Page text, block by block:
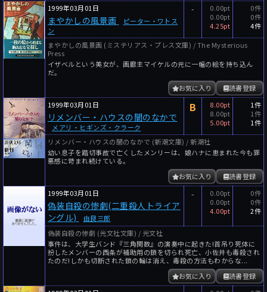
1999年03月01日
まやかしの風景画
ピーター・ワトス
ン
-
0.00pt
0.00pt
4.25pt
0件
0件
4件
まやかしの風景画 (ミステリアス・プレス文庫) / The Mysterious
Press
イザベルという美女が、画廊主マイケルの元に一幅の絵を持ち込ん
だ。
読書登録
お気に入り
1999年03月01日
リメンバー・ハウスの闇のなかで
メアリ・ヒギンズ・クラーク
B
8.00pt
8.00pt
5.00pt
1件
1件
1件
リメンバー・ハウスの闇のなかで (新潮文庫) / 新潮社
幼い息子を踏切事故で亡くしたメンリーは、娘ハナに恵まれた今も罪
悪感に苛まれ続けている。
読書登録
お気に入り
1999年03月01日
偽装自殺の惨劇(二重殺人トライア
ングル)
由良三郎
-
0.00pt
0.00pt
4.00pt
0件
0件
2件
偽装自殺の惨劇 (光文社文庫) / 光文社
事件は、大学生バンド『三角関数』の演奏中に起きた!首吊り死体に
扮したメンバーの西条が補助用の鎖を切られ死亡、小佐井も毒殺され
たのだ!しかも切断された鎖の輪は消え、毒殺の方法もわからな...
読書登録
お気に入り